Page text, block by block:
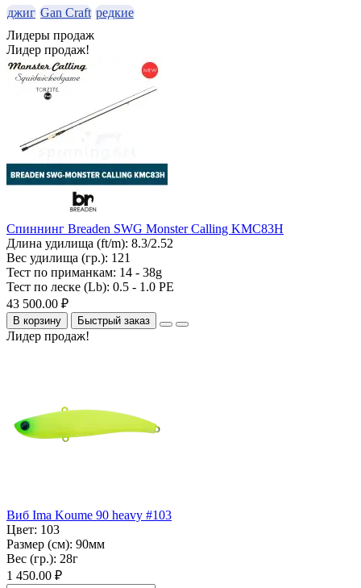
джиг Gan Craft редкие
Лидеры продаж
Лидер продаж!
Спиннинг Breaden SWG Monster Calling KMC83H
Длина удилища (ft/m): 8.3/2.52
Вес удилища (гр.): 121
Тест по приманкам: 14 - 38g
Тест по леске (Lb): 0.5 - 1.0 PE
43 500.00 ₽
В корзину Быстрый заказ
Лидер продаж!
Виб Ima Koume 90 heavy #103
Цвет: 103
Размер (см): 90мм
Вес (гр.): 28г
1 450.00 ₽